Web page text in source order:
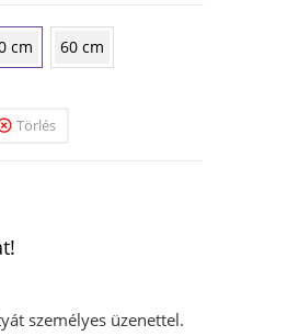
cm 60 cm
Törlés
személyes üzenettel.